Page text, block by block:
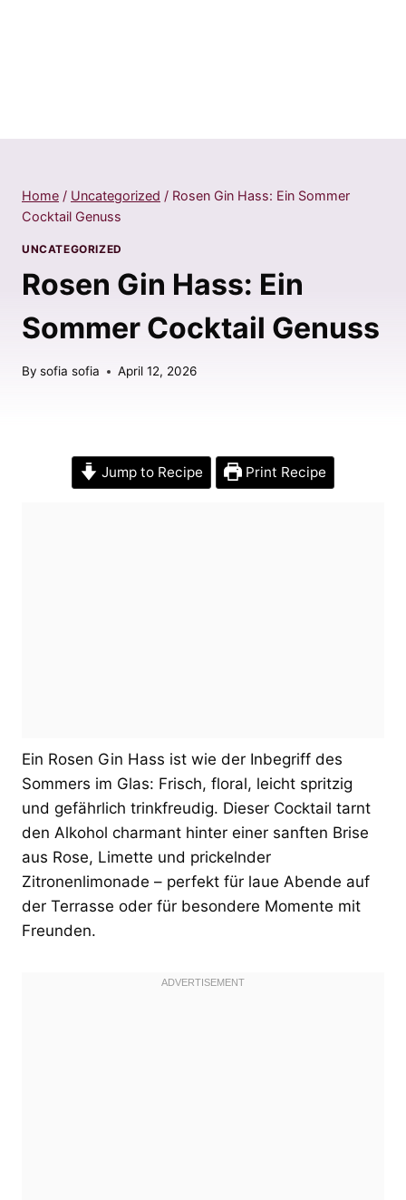
Home / Uncategorized / Rosen Gin Hass: Ein Sommer
Cocktail Genuss
UNCATEGORIZED
Rosen Gin Hass: Ein
Sommer Cocktail Genuss
By sofia sofia April 12, 2026
Jump to Recipe Print Recipe
Ein Rosen Gin Hass ist wie der Inbegriff des
Sommers im Glas: Frisch, floral, leicht spritzig
und gefährlich trinkfreudig. Dieser Cocktail tarnt
den Alkohol charmant hinter einer sanften Brise
aus Rose, Limette und prickelnder
Zitronenlimonade – perfekt für laue Abende auf
der Terrasse oder für besondere Momente mit
Freunden.